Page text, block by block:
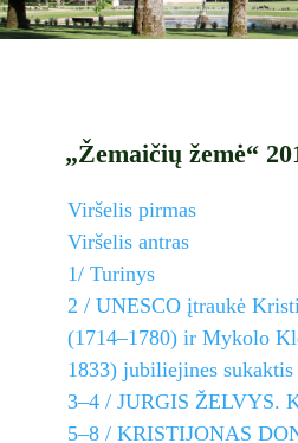
„Žemaičių žemė“
Viršelis pirmas
Viršelis antras
1/ Turinys
2 / UNESCO įtraukė
(1714–1780) ir Mykolo
1833) jubiliejines
3–4 / JURGIS ŽELVYS.
5–8 / KRISTIJONAS